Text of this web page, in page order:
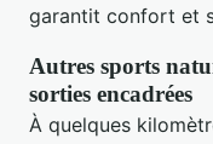
garantit confort et
Autres sports
sorties encadrées
À quelques